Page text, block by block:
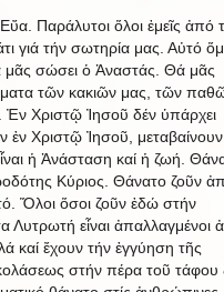
Παράλυτοι ὅλοι ἐμεῖς ἀπό
γιά τήν σωτηρία μας. Αὐτό
μᾶς σώσει ὁ Ἀναστάς. Θά μᾶς
τῶν κακιῶν μας, τῶν
Ἐν Χριστῷ Ἰησοῦ δέν ὑπάρχει
ἐν Χριστῷ Ἰησοῦ,
ἡ Ἀνάσταση καί ἡ ζωή.
Κύριος. Θάνατο ζοῦν
Ὅλοι ὅσοι ζοῦν ἐδώ στήν
εἶναι ἀπαλλαγμένοι
καί ἔχουν τήν ἐγγύηση τῆς
στήν πέρα τοῦ τάφου